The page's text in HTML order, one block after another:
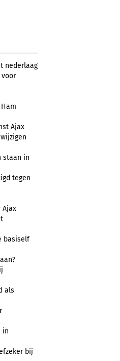
nederlaag
Ajax
staan in
tegen
Ajax
basiself
als
in
bij